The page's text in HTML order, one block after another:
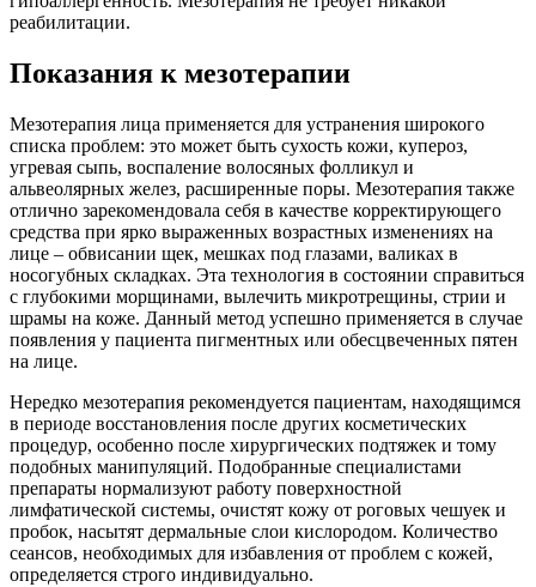
реабилитации.
Показания к мезотерапии
Мезотерапия лица применяется для устранения широкого
списка проблем: это может быть сухость кожи, купероз,
угревая сыпь, воспаление волосяных фолликул и
альвеолярных желез, расширенные поры. Мезотерапия также
отлично зарекомендовала себя в качестве корректирующего
средства при ярко выраженных возрастных изменениях на
лице – обвисании щек, мешках под глазами, валиках в
носогубных складках. Эта технология в состоянии справиться
с глубокими морщинами, вылечить микротрещины, стрии и
шрамы на коже. Данный метод успешно применяется в случае
появления у пациента пигментных или обесцвеченных пятен
на лице.
Нередко мезотерапия рекомендуется пациентам, находящимся
в периоде восстановления после других косметических
процедур, особенно после хирургических подтяжек и тому
подобных манипуляций. Подобранные специалистами
препараты нормализуют работу поверхностной
лимфатической системы, очистят кожу от роговых чешуек и
пробок, насытят дермальные слои кислородом. Количество
сеансов, необходимых для избавления от проблем с кожей,
определяется строго индивидуально.